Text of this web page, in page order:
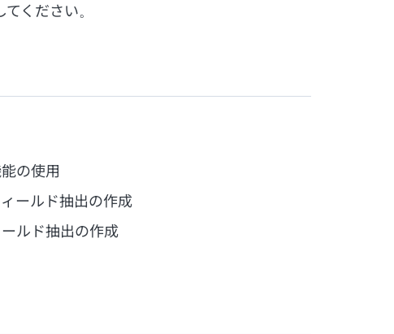
ください。
の使用
ールド抽出の作成
ルド抽出の作成